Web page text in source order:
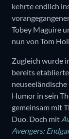
kehrte endlich
Tobey Maguire
nun von Tom
Zugleich wurde
bereits
Humor in sein
gemeinsam mit
Duo. Doch mit
Avengers: